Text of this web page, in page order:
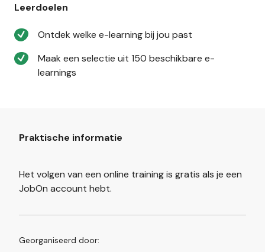
Leerdoelen
Ontdek welke e-learning bij jou past
Maak een selectie uit 150 beschikbare e-
learnings
Praktische informatie
Het volgen van een online training is gratis als je een
JobOn account hebt.
Georganiseerd door: